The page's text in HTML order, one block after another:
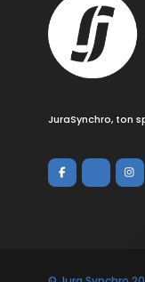
JuraSynchro, ton